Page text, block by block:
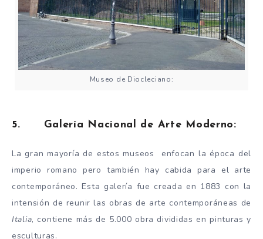
Museo de Diocleciano:
5. Galería Nacional de Arte Moderno:
La gran mayoría de estos museos enfocan la época del
imperio romano pero también hay cabida para el arte
contemporáneo. Esta galería fue creada en 1883 con la
intensión de reunir las obras de arte contemporáneas de
Italia, contiene más de 5.000 obra divididas en pinturas y
esculturas.